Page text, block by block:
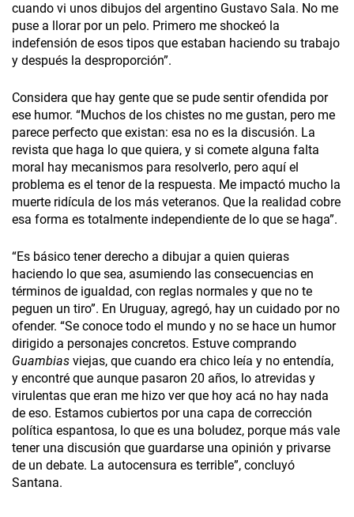
cuando vi unos dibujos del argentino Gustavo Sala. No me
puse a llorar por un pelo. Primero me shockeó la
indefensión de esos tipos que estaban haciendo su trabajo
y después la desproporción”.
Considera que hay gente que se pude sentir ofendida por
ese humor. “Muchos de los chistes no me gustan, pero me
parece perfecto que existan: esa no es la discusión. La
revista que haga lo que quiera, y si comete alguna falta
moral hay mecanismos para resolverlo, pero aquí el
problema es el tenor de la respuesta. Me impactó mucho la
muerte ridícula de los más veteranos. Que la realidad cobre
esa forma es totalmente independiente de lo que se haga”.
“Es básico tener derecho a dibujar a quien quieras
haciendo lo que sea, asumiendo las consecuencias en
términos de igualdad, con reglas normales y que no te
peguen un tiro”. En Uruguay, agregó, hay un cuidado por no
ofender. “Se conoce todo el mundo y no se hace un humor
dirigido a personajes concretos. Estuve comprando
Guambias viejas, que cuando era chico leía y no entendía,
y encontré que aunque pasaron 20 años, lo atrevidas y
virulentas que eran me hizo ver que hoy acá no hay nada
de eso. Estamos cubiertos por una capa de corrección
política espantosa, lo que es una boludez, porque más vale
tener una discusión que guardarse una opinión y privarse
de un debate. La autocensura es terrible”, concluyó
Santana.